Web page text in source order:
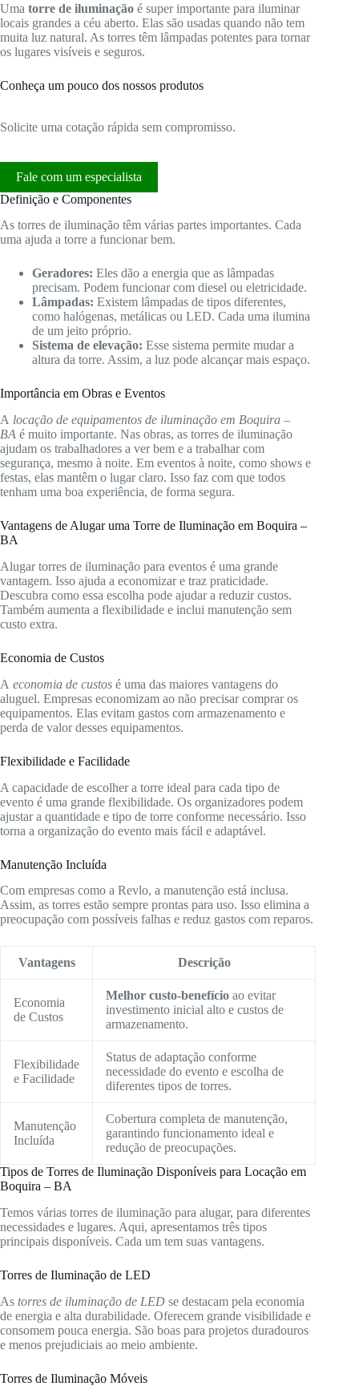
Uma torre de iluminação é super importante para iluminar
locais grandes a céu aberto. Elas são usadas quando não tem
muita luz natural. As torres têm lâmpadas potentes para tornar
os lugares visíveis e seguros.
Conheça um pouco dos nossos produtos
Solicite uma cotação rápida sem compromisso.
Fale com um especialista
Definição e Componentes
As torres de iluminação têm várias partes importantes. Cada
uma ajuda a torre a funcionar bem.
Geradores: Eles dão a energia que as lâmpadas
precisam. Podem funcionar com diesel ou eletricidade.
Lâmpadas: Existem lâmpadas de tipos diferentes,
como halógenas, metálicas ou LED. Cada uma ilumina
de um jeito próprio.
Sistema de elevação: Esse sistema permite mudar a
altura da torre. Assim, a luz pode alcançar mais espaço.
Importância em Obras e Eventos
A locação de equipamentos de iluminação em Boquira –
BA é muito importante. Nas obras, as torres de iluminação
ajudam os trabalhadores a ver bem e a trabalhar com
segurança, mesmo à noite. Em eventos à noite, como shows e
festas, elas mantêm o lugar claro. Isso faz com que todos
tenham uma boa experiência, de forma segura.
Vantagens de Alugar uma Torre de Iluminação em Boquira –
BA
Alugar torres de iluminação para eventos é uma grande
vantagem. Isso ajuda a economizar e traz praticidade.
Descubra como essa escolha pode ajudar a reduzir custos.
Também aumenta a flexibilidade e inclui manutenção sem
custo extra.
Economia de Custos
A economia de custos é uma das maiores vantagens do
aluguel. Empresas economizam ao não precisar comprar os
equipamentos. Elas evitam gastos com armazenamento e
perda de valor desses equipamentos.
Flexibilidade e Facilidade
A capacidade de escolher a torre ideal para cada tipo de
evento é uma grande flexibilidade. Os organizadores podem
ajustar a quantidade e tipo de torre conforme necessário. Isso
torna a organização do evento mais fácil e adaptável.
Manutenção Incluída
Com empresas como a Revlo, a manutenção está inclusa.
Assim, as torres estão sempre prontas para uso. Isso elimina a
preocupação com possíveis falhas e reduz gastos com reparos.
Vantagens Descrição
Economia
de Custos
Melhor custo-benefício ao evitar
investimento inicial alto e custos de
armazenamento.
Flexibilidade
e Facilidade
Status de adaptação conforme
necessidade do evento e escolha de
diferentes tipos de torres.
Manutenção
Incluída
Cobertura completa de manutenção,
garantindo funcionamento ideal e
redução de preocupações.
Tipos de Torres de Iluminação Disponíveis para Locação em
Boquira – BA
Temos várias torres de iluminação para alugar, para diferentes
necessidades e lugares. Aqui, apresentamos três tipos
principais disponíveis. Cada um tem suas vantagens.
Torres de Iluminação de LED
As torres de iluminação de LED se destacam pela economia
de energia e alta durabilidade. Oferecem grande visibilidade e
consomem pouca energia. São boas para projetos duradouros
e menos prejudiciais ao meio ambiente.
Torres de Iluminação Móveis